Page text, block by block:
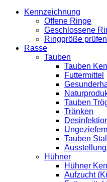
Kennzeichnung
Offene Ringe
Geschlossene
Ringgröße prüfen
Rasse
Tauben
Tauben
Futtermittel
Tauben
Tränken
Tauben
Hühner
Hühner
Aufzucht